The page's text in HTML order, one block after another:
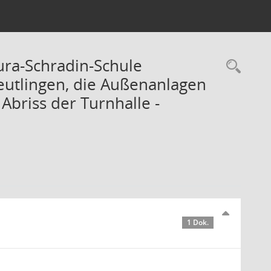
Schradin-Schule
die Außenanlagen
der Turnhalle -
1 Dok.